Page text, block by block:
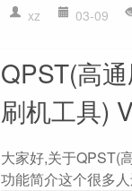
xz 03-09
QPST(高
刷机工具)
大家好,关于QPST(
功能简介这个很多